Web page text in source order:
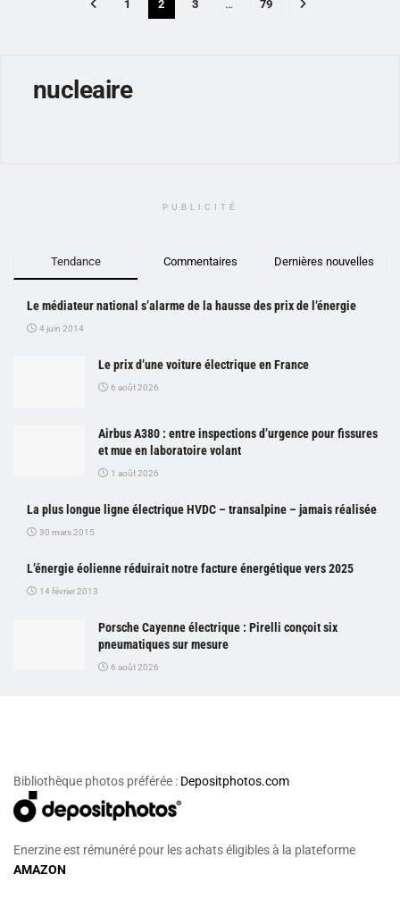
1 2 3 … 79
nucleaire
PUBLICITÉ
Tendance Commentaires Dernières nouvelles
Le médiateur national s’alarme de la hausse des prix de l’énergie
4 juin 2014
Le prix d’une voiture électrique en France
6 août 2026
Airbus A380 : entre inspections d’urgence pour fissures
et mue en laboratoire volant
1 août 2026
La plus longue ligne électrique HVDC – transalpine – jamais réalisée
30 mars 2015
L’énergie éolienne réduirait notre facture énergétique vers 2025
14 février 2013
Porsche Cayenne électrique : Pirelli conçoit six
pneumatiques sur mesure
6 août 2026
Bibliothèque photos préférée : Depositphotos.com
Enerzine est rémunéré pour les achats éligibles à la plateforme
AMAZON